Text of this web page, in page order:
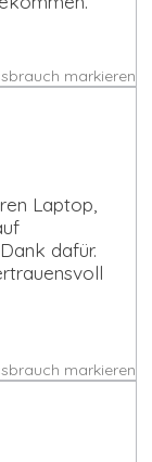
markieren
Laptop,
dafür.
markieren